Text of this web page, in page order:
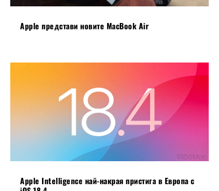
Apple представи новите MacBook Air
Apple Intelligence най-накрая пристига в Европа с